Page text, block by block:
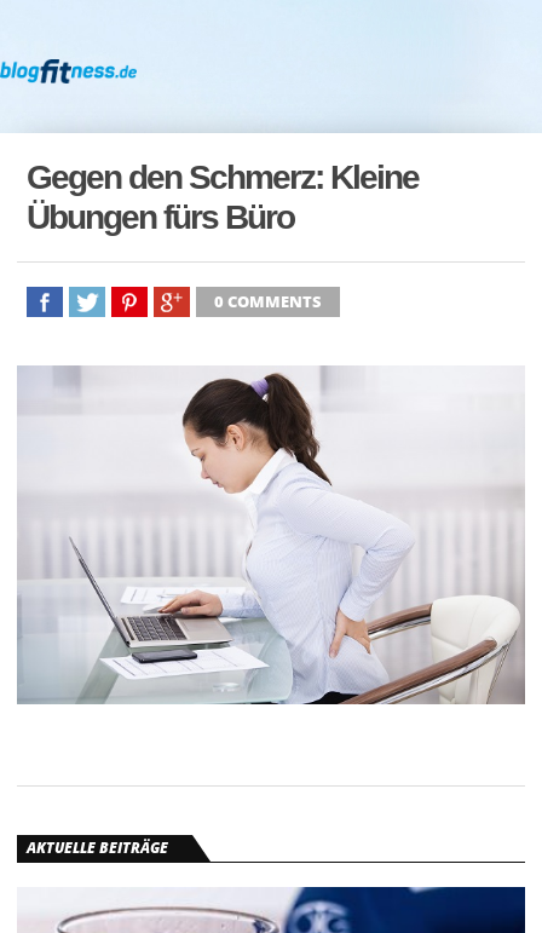
Gegen den Schmerz: Kleine
Übungen fürs Büro
0 COMMENTS
AKTUELLE BEITRÄGE